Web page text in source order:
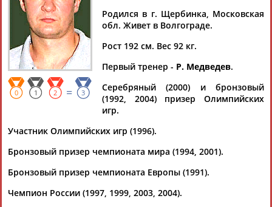
Дмитрий
АБАРЕНОВ
Тамилла
АБАСОВА
Рамазан
АБАЧАРАЕВ
БУЛАТОВА
Татьяна
0 1 2 = 3
Родился в г. Щербинка, Московская
обл. Живет в Волгограде.
Рост 192 см. Вес 92 кг.
Первый тренер - Р. Медведев.
Серебряный (2000) и бронзовый
(1992, 2004) призер Олимпийских
игр.
Участник Олимпийских игр (1996).
Бронзовый призер чемпионата мира (1994, 2001).
Бронзовый призер чемпионата Европы (1991).
Чемпион России (1997, 1999, 2003, 2004).